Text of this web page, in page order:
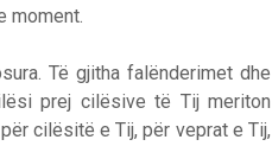
moment.
Të gjitha falënderimet dhe
prej cilësive të Tij meriton
cilësitë e Tij, për veprat e Tij,